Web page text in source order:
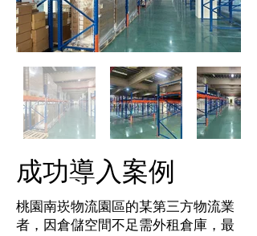
​成功導入案例
桃園南崁物流園區的某第三方物流業
者，因倉儲空間不足需外租倉庫，最